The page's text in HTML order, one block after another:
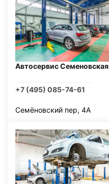
Автосервис Семеновская
+7 (495) 085-74-61
Семёновский пер, 4А